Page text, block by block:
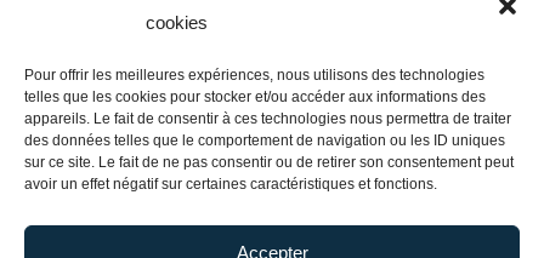
cookies
Pour offrir les meilleures expériences, nous utilisons des technologies
telles que les cookies pour stocker et/ou accéder aux informations des
appareils. Le fait de consentir à ces technologies nous permettra de traiter
des données telles que le comportement de navigation ou les ID uniques
sur ce site. Le fait de ne pas consentir ou de retirer son consentement peut
avoir un effet négatif sur certaines caractéristiques et fonctions.
Accepter
Nous contacter par téléphone
au01 48 24 97 59
ou par mailcsn@csn.fr
LES AVANTAGES CSN